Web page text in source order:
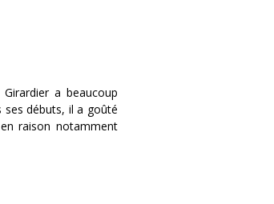
a beaucoup
ses débuts, il a goûté
raison notamment